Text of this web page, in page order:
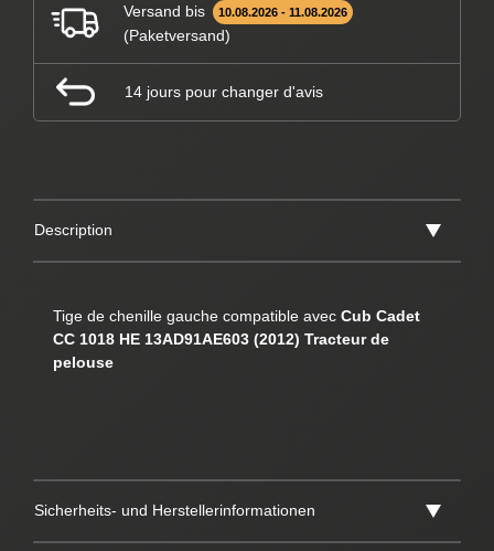
Versand bis 10.08.2026 - 11.08.2026
(Paketversand)
14 jours pour changer d'avis
Description
Tige de chenille gauche compatible avec Cub Cadet
CC 1018 HE 13AD91AE603 (2012) Tracteur de
pelouse
Sicherheits- und Herstellerinformationen